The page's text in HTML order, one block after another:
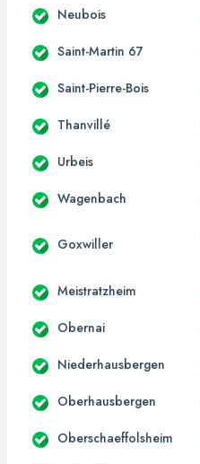
Neubois
Saint-Martin 67
Saint-Pierre-Bois
Thanvillé
Urbeis
Wagenbach
Goxwiller
Meistratzheim
Obernai
Niederhausbergen
Oberhausbergen
Oberschaeffolsheim